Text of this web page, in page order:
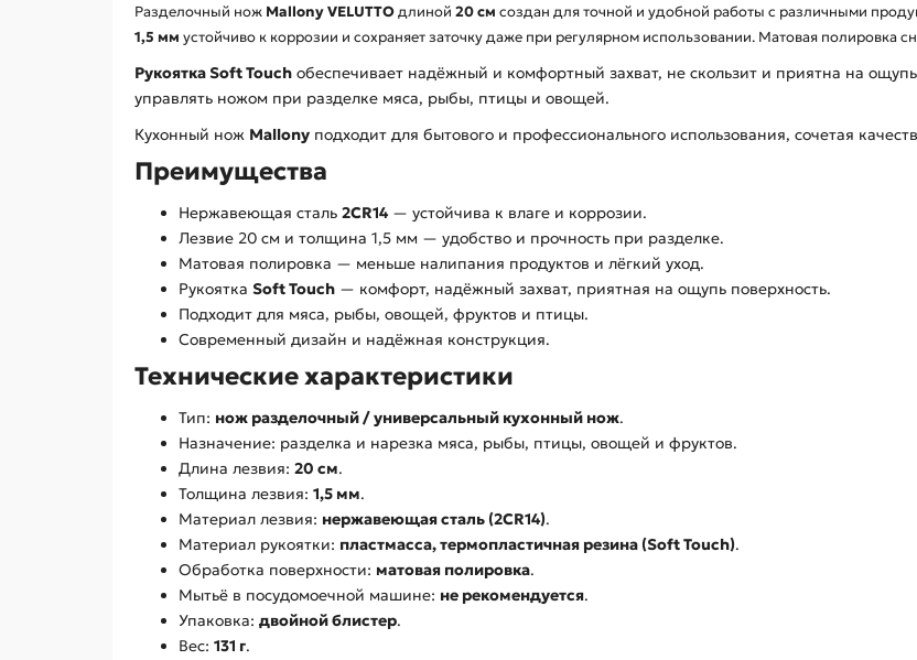
Разделочный нож Mallony VELUTTOдлиной 20 см создан для точной и удобной работы с различными
1,5 мм устойчиво к коррозии и сохраняет заточку даже при регулярном использовании. Матовая полировка
Рукоятка Soft Touch обеспечивает надёжный и комфортный захват, не скользит и приятна на
управлять ножом при разделке мяса, рыбы, птицы и овощей.
Кухонный нож Mallony подходит для бытового и профессионального использования, сочетая
Преимущества
Нержавеющая сталь 2CR14 — устойчива к влаге и коррозии.
Лезвие 20 см и толщина 1,5 мм — удобство и прочность при разделке.
Матовая полировка — меньше налипания продуктов и лёгкий уход.
Рукоятка Soft Touch — комфорт, надёжный захват, приятная на ощупь поверхность.
Подходит для мяса, рыбы, овощей, фруктов и птицы.
Современный дизайн и надёжная конструкция.
Технические характеристики
Тип: нож разделочный / универсальный кухонный нож.
Назначение: разделка и нарезка мяса, рыбы, птицы, овощей и фруктов.
Длина лезвия: 20 см.
Толщина лезвия: 1,5 мм.
Материал лезвия: нержавеющая сталь (2CR14).
Материал рукоятки: пластмасса, термопластичная резина (Soft Touch).
Обработка поверхности: матовая полировка.
Мытьё в посудомоечной машине: не рекомендуется.
Упаковка: двойной блистер.
Вес: 131 г.